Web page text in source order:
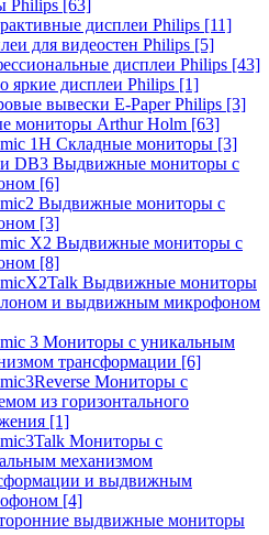
Philips [63]
дисплеи Philips [11]
для видеостен Philips [5]
дисплеи Philips [43]
яркие дисплеи Philips [1]
вывески E-Paper Philips [3]
мониторы Arthur Holm [63]
1Н Складные мониторы [3]
DB3 Выдвижные мониторы с
[6]
Выдвижные мониторы с
[3]
X2 Выдвижные мониторы с
[8]
Выдвижные мониторы
и выдвижным микрофоном
3 Мониторы с уникальным
трансформации [6]
Мониторы с
из горизонтального
[1]
Мониторы с
механизмом
и выдвижным
[4]
выдвижные мониторы